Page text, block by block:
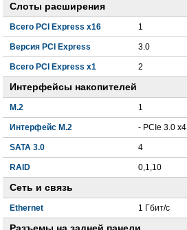
Слоты расширения
Всего PCI Express x16 1
Версия PCI Express 3.0
Всего PCI Express x1 2
Интерфейсы накопителей
M.2 1
Интерфейс M.2 - PCIe 3.0 x4
SATA 3.0 4
RAID 0,1,10
Сеть и связь
Ethernet 1 Гбит/с